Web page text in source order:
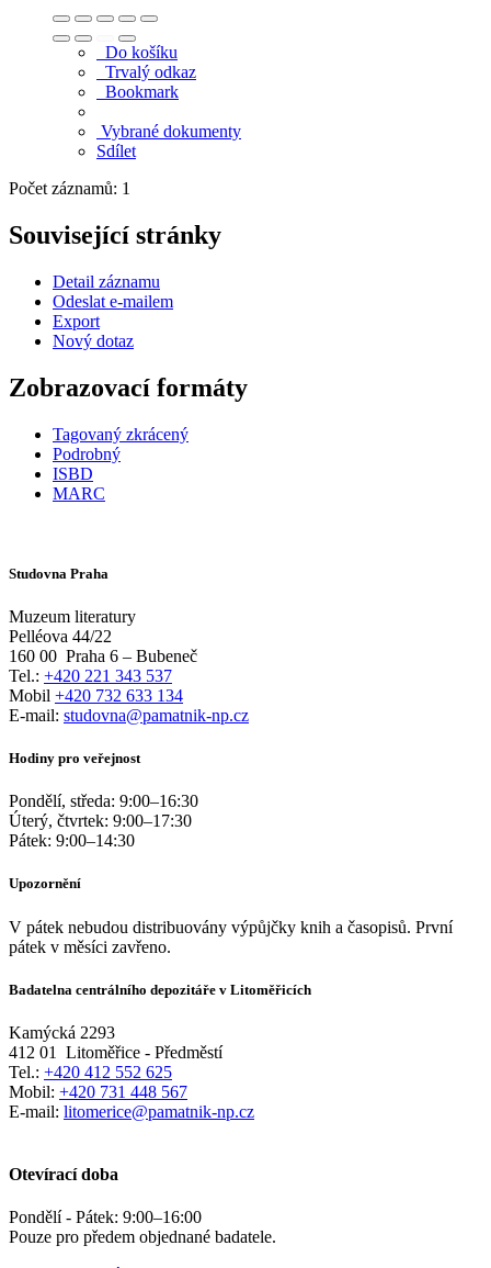
Do košíku
Trvalý odkaz
Bookmark
Vybrané dokumenty
Sdílet
Počet záznamů: 1
Související stránky
Detail záznamu
Odeslat e-mailem
Export
Nový dotaz
Zobrazovací formáty
Tagovaný zkrácený
Podrobný
ISBD
MARC
Studovna Praha
Muzeum literatury
Pelléova 44/22
160 00 Praha 6 – Bubeneč
Tel.: +420 221 343 537
Mobil +420 732 633 134
E-mail: studovna@pamatnik-np.cz
Hodiny pro veřejnost
Pondělí, středa: 9:00–16:30
Úterý, čtvrtek: 9:00–17:30
Pátek: 9:00–14:30
Upozornění
V pátek nebudou distribuovány výpůjčky knih a časopisů. První
pátek v měsíci zavřeno.
Badatelna centrálního depozitáře v Litoměřicích
Kamýcká 2293
412 01
Litoměřice - Předměstí
Tel.: +420 412 552 625
Mobil: +420 731 448 567
E-mail: litomerice@pamatnik-np.cz
Otevírací doba
Pondělí - Pátek: 9:00–16:00
Pouze pro předem objednané badatele.